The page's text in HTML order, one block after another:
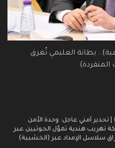
بطانة العليمي تُغرق
المنفردة)
اسرار | انذار مبكر (3) | تحذير أمني عاجل: وحدة الأمن
تهريب هندية تموّل الحوثيين عبر
سلاسل الإمداد عبر (الخشبية)